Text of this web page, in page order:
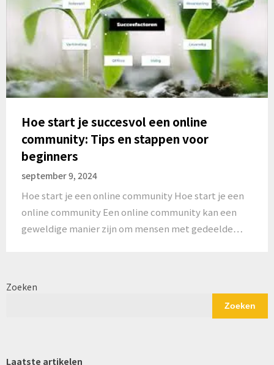
Hoe start je succesvol een online
community: Tips en stappen voor
beginners
september 9, 2024
Hoe start je een online community Hoe start je een
online community Een online community kan een
geweldige manier zijn om mensen met gedeelde…
Zoeken
Zoeken
Laatste artikelen